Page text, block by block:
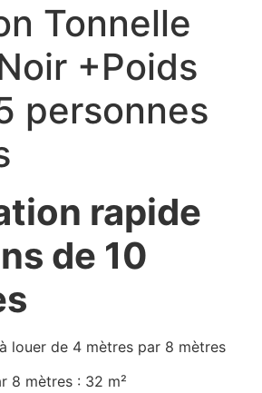
Tonnelle
+Poids
personnes
rapide
de 10
louer de 4 mètres par 8 mètres
8 mètres : 32 m²